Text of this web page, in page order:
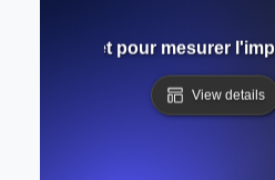
complet pour mesurer
View details